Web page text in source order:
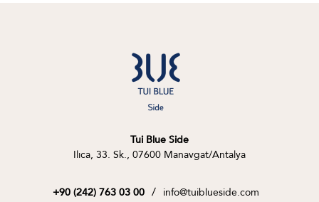
Tui Blue Side
Ilıca, 33. Sk., 07600 Manavgat/Antalya
+90 (242) 763 03 00 / info@tuiblueside.com